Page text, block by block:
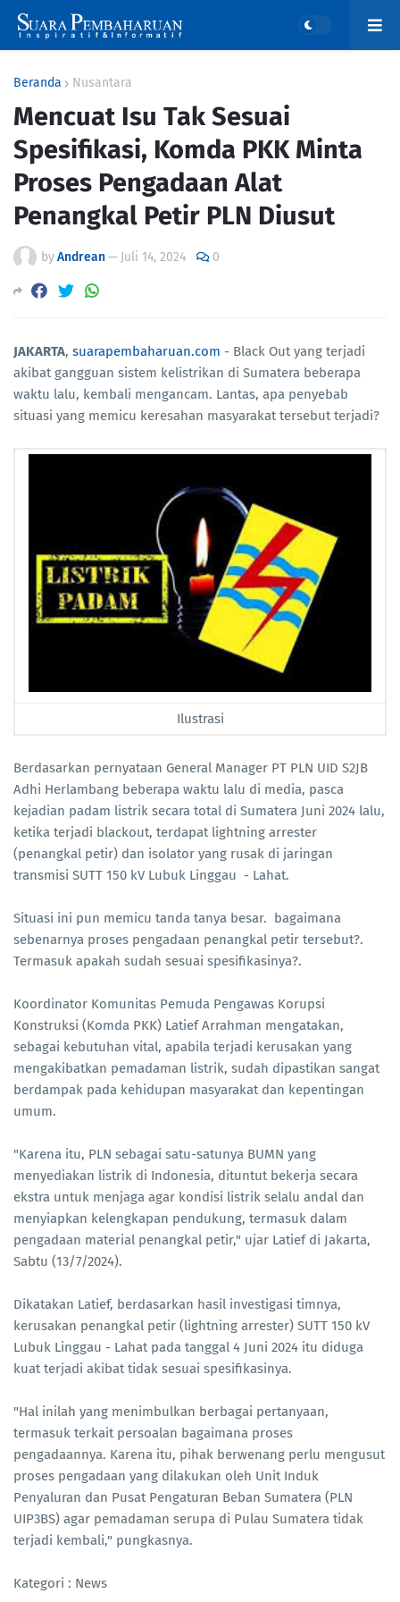
Beranda Nusantara
Mencuat Isu Tak Sesuai
Spesifikasi, Komda PKK Minta
Proses Pengadaan Alat
Penangkal Petir PLN Diusut
byAndrean— Juli 14, 2024 0
JAKARTA, suarapembaharuan.com - Black Out yang terjadi
akibat gangguan sistem kelistrikan di Sumatera beberapa
waktu lalu, kembali mengancam. Lantas, apa penyebab
situasi yang memicu keresahan masyarakat tersebut terjadi?
Ilustrasi
Berdasarkan pernyataan General Manager PT PLN UID S2JB
Adhi Herlambang beberapa waktu lalu di media, pasca
kejadian padam listrik secara total di Sumatera Juni 2024 lalu,
ketika terjadi blackout, terdapat lightning arrester
(penangkal petir) dan isolator yang rusak di jaringan
transmisi SUTT 150 kV Lubuk Linggau - Lahat.
Situasi ini pun memicu tanda tanya besar. bagaimana
sebenarnya proses pengadaan penangkal petir tersebut?.
Termasuk apakah sudah sesuai spesifikasinya?.
Koordinator Komunitas Pemuda Pengawas Korupsi
Konstruksi (Komda PKK) Latief Arrahman mengatakan,
sebagai kebutuhan vital, apabila terjadi kerusakan yang
mengakibatkan pemadaman listrik, sudah dipastikan sangat
berdampak pada kehidupan masyarakat dan kepentingan
umum.
"Karena itu, PLN sebagai satu-satunya BUMN yang
menyediakan listrik di Indonesia, dituntut bekerja secara
ekstra untuk menjaga agar kondisi listrik selalu andal dan
menyiapkan kelengkapan pendukung, termasuk dalam
pengadaan material penangkal petir," ujar Latief di Jakarta,
Sabtu (13/7/2024).
Dikatakan Latief, berdasarkan hasil investigasi timnya,
kerusakan penangkal petir (lightning arrester) SUTT 150 kV
Lubuk Linggau - Lahat pada tanggal 4 Juni 2024 itu diduga
kuat terjadi akibat tidak sesuai spesifikasinya.
"Hal inilah yang menimbulkan berbagai pertanyaan,
termasuk terkait persoalan bagaimana proses
pengadaannya. Karena itu, pihak berwenang perlu mengusut
proses pengadaan yang dilakukan oleh Unit Induk
Penyaluran dan Pusat Pengaturan Beban Sumatera (PLN
UIP3BS) agar pemadaman serupa di Pulau Sumatera tidak
terjadi kembali," pungkasnya.
Kategori : News